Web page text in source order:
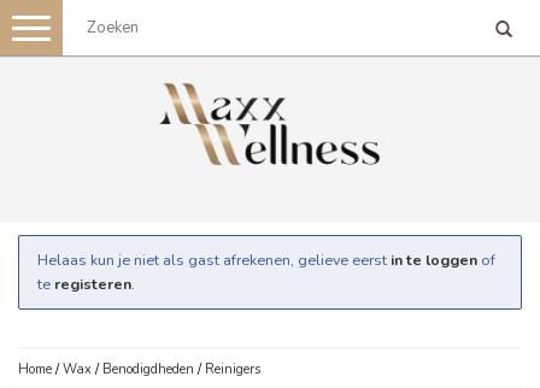
Toggle
navigation
Helaas kun je niet als gast afrekenen, gelieve eerst in te loggen of
te registeren.
Home /Wax / Benodigdheden / Reinigers